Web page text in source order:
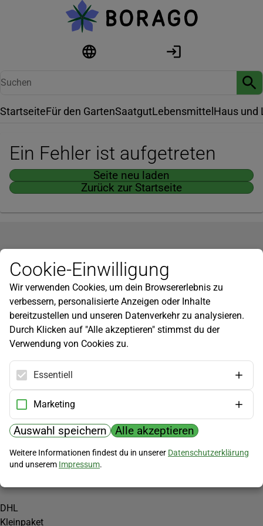
StartseiteFür den GartenSaatgutLebensmittel Haus und
Ein Fehler ist aufgetreten
Seite neu laden
Zurück zur Startseite
Newsletter
Infos zu neuen Produkten, Gartentipps und mehr findest du in
unserem Newsletter!
Jetzt anmelden
Hilfe
Kundenservice
Widerrufsbelehrung
Versandkosten
Zahlungsmöglichkeiten
PayPal
Vorkasse
Versand
DHL
Kleinpaket
Cookie-Einwilligung
Wir verwenden Cookies, um dein Browsererlebnis zu
verbessern, personalisierte Anzeigen oder Inhalte
bereitzustellen und unseren Datenverkehr zu analysieren.
Durch Klicken auf "Alle akzeptieren" stimmst du der
Verwendung von Cookies zu.
Essentiell
Marketing
Auswahl speichern Alle akzeptieren
Weitere Informationen findest du in unserer Datenschutzerklärung
und unserem Impressum.